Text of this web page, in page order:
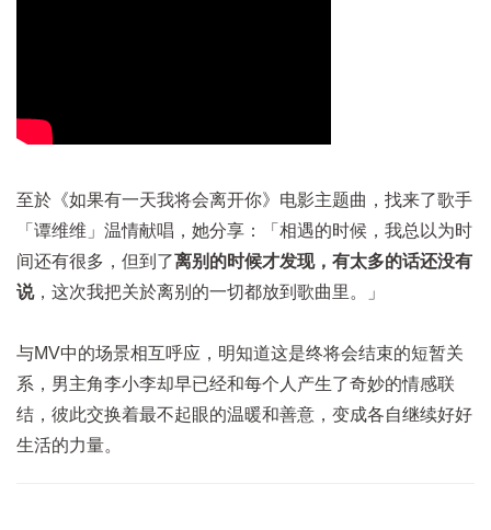
至於《如果有一天我将会离开你》电影主题曲，找来了歌手
「谭维维」温情献唱，她分享：「相遇的时候，我总以为时
间还有很多，但到了离别的时候才发现，有太多的话还没有
说，这次我把关於离别的一切都放到歌曲里。」
与MV中的场景相互呼应，明知道这是终将会结束的短暂关
系，男主角李小李却早已经和每个人产生了奇妙的情感联
结，彼此交换着最不起眼的温暖和善意，变成各自继续好好
生活的力量。